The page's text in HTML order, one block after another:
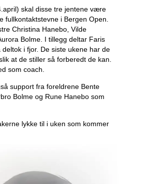
skal disse tre jentene være
fullkontaktstevne i Bergen Open.
Christina Hanebo, Vilde
Bolme. I tillegg deltar Faris
deltok i fjor. De siste ukene har de
at de stiller så forberedt de kan.
som coach.
support fra foreldrene Bente
Bolme og Rune Hanebo som
lykke til i uken som kommer